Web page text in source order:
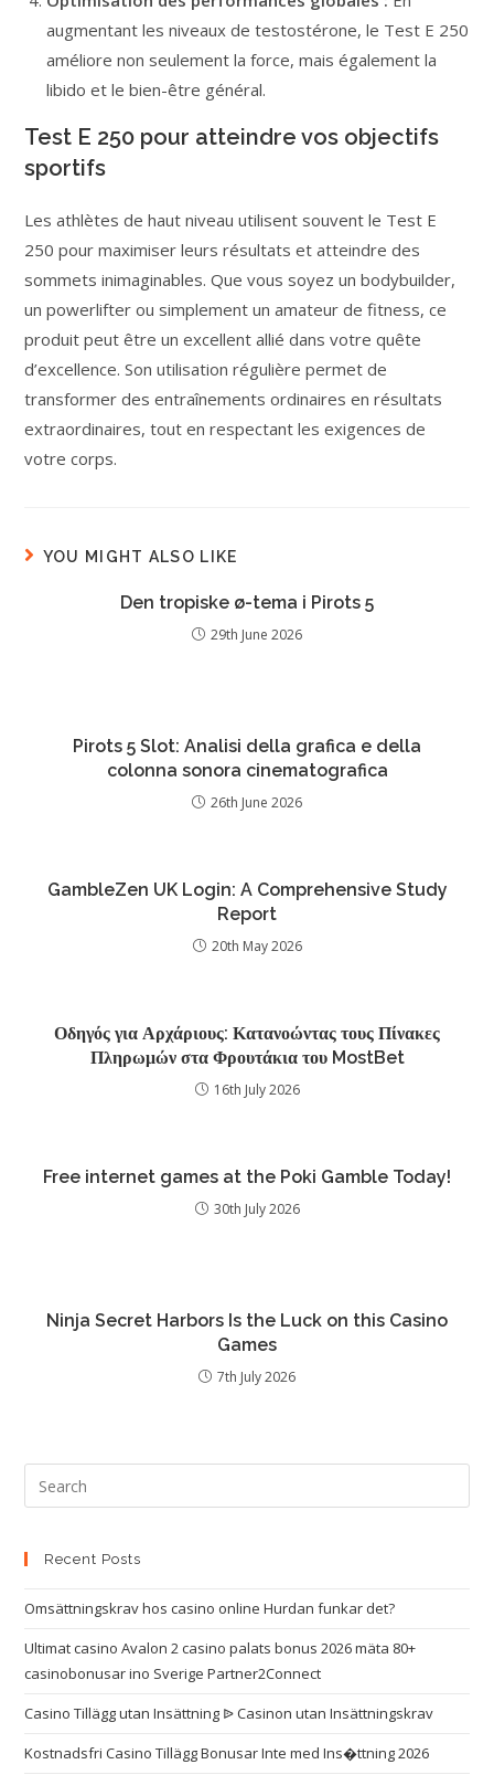
augmentant les niveaux de testostérone, le Test E 250
améliore non seulement la force, mais également la
libido et le bien-être général.
Test E 250 pour atteindre vos objectifs
sportifs
Les athlètes de haut niveau utilisent souvent le Test E
250 pour maximiser leurs résultats et atteindre des
sommets inimaginables. Que vous soyez un bodybuilder,
un powerlifter ou simplement un amateur de fitness, ce
produit peut être un excellent allié dans votre quête
d’excellence. Son utilisation régulière permet de
transformer des entraînements ordinaires en résultats
extraordinaires, tout en respectant les exigences de
votre corps.
YOU MIGHT ALSO LIKE
Den tropiske ø-tema i Pirots 5
29th June 2026
Pirots 5 Slot: Analisi della grafica e della
colonna sonora cinematografica
26th June 2026
GambleZen UK Login: A Comprehensive Study
Report
20th May 2026
Οδηγός για Αρχάριους: Κατανοώντας τους Πίνακες
Πληρωμών στα Φρουτάκια του MostBet
16th July 2026
Free internet games at the Poki Gamble Today!
30th July 2026
Ninja Secret Harbors Is the Luck on this Casino
Games
7th July 2026
Recent Posts
Omsättningskrav hos casino online Hurdan funkar det?
Ultimat casino Avalon 2 casino palats bonus 2026 mäta 80+
casinobonusar ino Sverige Partner2Connect
Casino Tillägg utan Insättning ᐉ Casinon utan Insättningskrav
Kostnadsfri Casino Tillägg Bonusar Inte med Ins�ttning 2026